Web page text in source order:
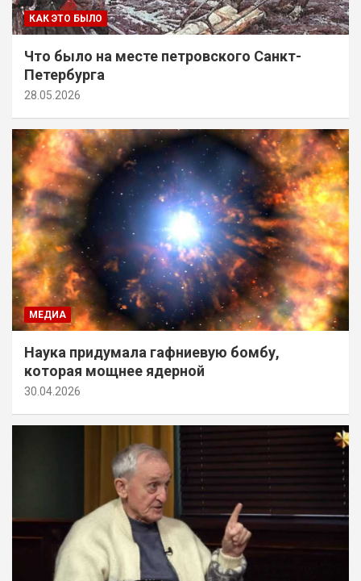
КАК ЭТО БЫЛО
Что было на месте петровского Санкт-
Петербурга
28.05.2026
МЕДИА
Наука придумала гафниевую бомбу,
которая мощнее ядерной
30.04.2026